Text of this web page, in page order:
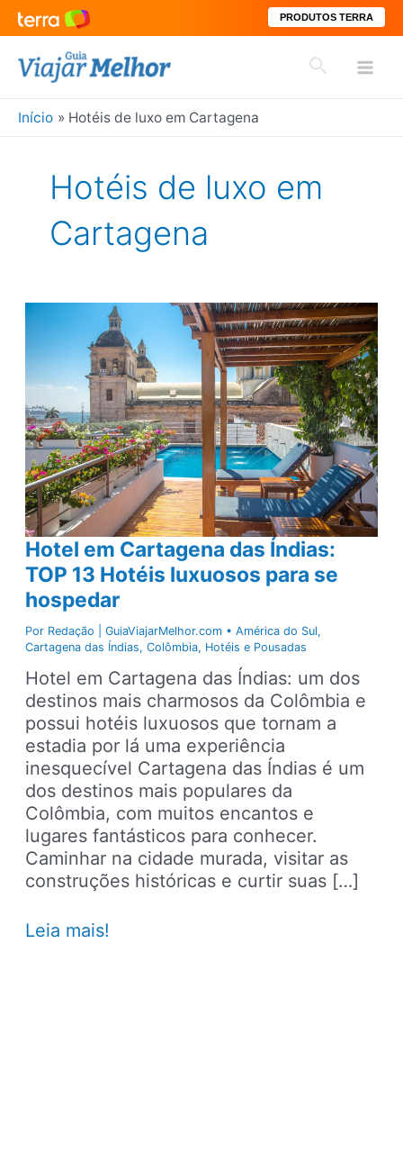
PRODUTOS TERRA
para
conteúdo
Pesquisar
Início Hotéis de luxo em Cartagena
Hotéis de luxo em
Cartagena
Hotel em Cartagena das Índias:
TOP 13 Hotéis luxuosos para se
hospedar
Por Redação | GuiaViajarMelhor.com •América do Sul,
Cartagena das Índias,Colômbia, Hotéis e Pousadas
Hotel em Cartagena das Índias: um dos
destinos mais charmosos da Colômbia e
possui hotéis luxuosos que tornam a
estadia por lá uma experiência
inesquecível Cartagena das Índias é um
dos destinos mais populares da
Colômbia, com muitos encantos e
lugares fantásticos para conhecer.
Caminhar na cidade murada, visitar as
construções históricas e curtir suas […]
Hotel
Leia mais!